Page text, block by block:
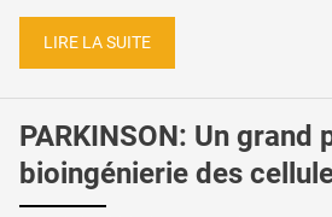
LIRE LA SUITE
PARKINSON: Un grand
bioingénierie des